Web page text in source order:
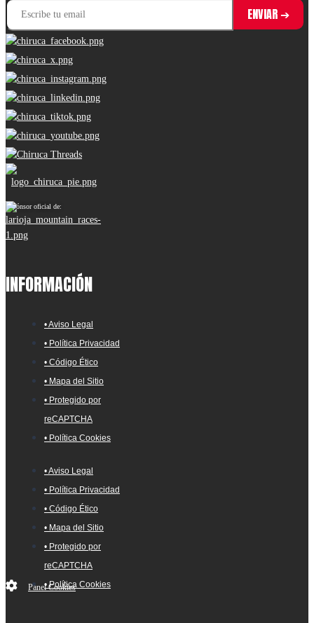
Espónsor oficial de:
INFORMACIÓN
• Aviso Legal
• Política Privacidad
• Código Ético
• Mapa del Sitio
• Protegido por
reCAPTCHA
• Política Cookies
• Aviso Legal
• Política Privacidad
• Código Ético
• Mapa del Sitio
• Protegido por
reCAPTCHA
• Política Cookies
Panel Cookies